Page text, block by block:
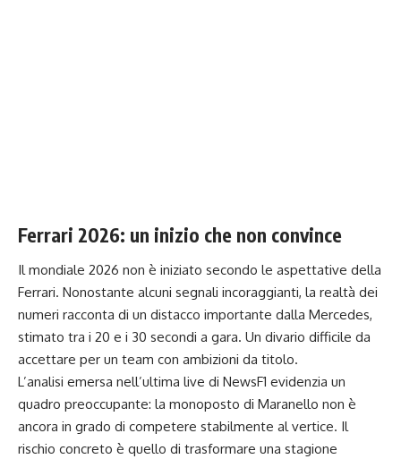
Ferrari 2026: un inizio che non convince
Il mondiale 2026 non è iniziato secondo le aspettative della
Ferrari. Nonostante alcuni segnali incoraggianti, la realtà dei
numeri racconta di un distacco importante dalla Mercedes,
stimato tra i 20 e i 30 secondi a gara. Un divario difficile da
accettare per un team con ambizioni da titolo.
L’analisi emersa nell’ultima live di NewsF1 evidenzia un
quadro preoccupante: la monoposto di Maranello non è
ancora in grado di competere stabilmente al vertice. Il
rischio concreto è quello di trasformare una stagione